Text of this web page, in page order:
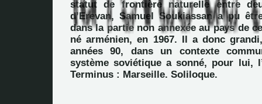
statut de frontière naturelle entre
d’Erevan, Samuel Soukiassan a pu
dans la partie non annexée au pays de
né arménien, en 1967. Il a donc
années 90, dans un contexte
système soviétique a sonné, pour lui,
Terminus : Marseille. Soliloque.